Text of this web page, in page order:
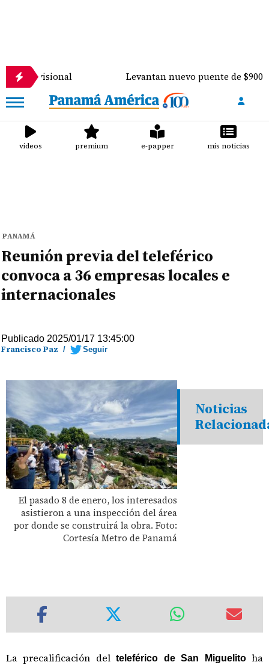
Levantan nuevo puente de $900 mil sobre el
videos premium e-papper mis noticias
PANAMÁ
Reunión previa del teleférico
convoca a 36 empresas locales e
internacionales
Publicado 2025/01/17 13:45:00
Francisco Paz / Seguir
El pasado 8 de enero, los interesados
asistieron a una inspección del área
por donde se construirá la obra. Foto:
Cortesía Metro de Panamá
Noticias
La precalificación del teleférico de San Miguelitoha